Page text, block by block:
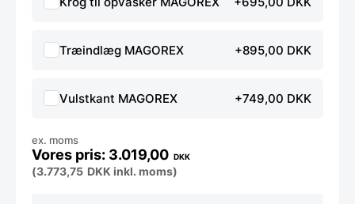
Træindlæg MAGOREX +895,00 DKK
Vulstkant MAGOREX +749,00 DKK
3.019,00 DKK
ex. moms
(3.773,75 DKK inkl. moms)